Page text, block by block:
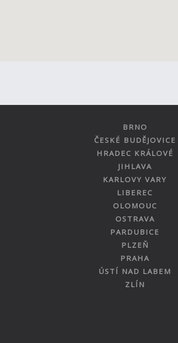
BRNO
ČESKÉ BUDĚJOVICE
HRADEC KRÁLOVÉ
JIHLAVA
KARLOVY VARY
LIBEREC
OLOMOUC
OSTRAVA
PARDUBICE
PLZEŇ
PRAHA
ÚSTÍ NAD LABEM
ZLÍN